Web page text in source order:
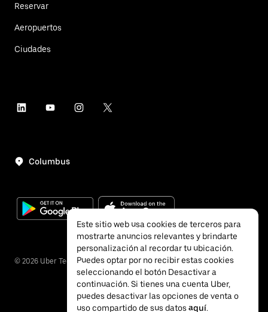
Reservar
Aeropuertos
Ciudades
Columbus
© 2026 Uber Technologies, Inc.
Este sitio web usa cookies de terceros para
mostrarte anuncios relevantes y brindarte
personalización al recordar tu ubicación.
Puedes optar por no recibir estas cookies
seleccionando el botón Desactivar a
continuación. Si tienes una cuenta Uber,
puedes desactivar las opciones de venta o
uso compartido de sus datos aquí.